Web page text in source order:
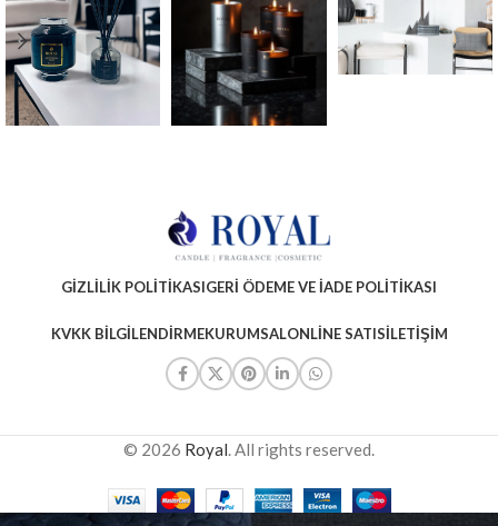
GIZLILIK POLITIKASIGERI ÖDEME VE İADE POLITIKASI
KVKK BILGILENDIRMEKURUMSALONLINE SATISİLETIŞIM
© 2026 Royal. All rights reserved.